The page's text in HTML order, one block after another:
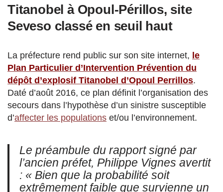
Titanobel à Opoul-Périllos, site
Seveso classé en seuil haut
La préfecture rend public sur son site internet, le
Plan Particulier d’Intervention Prévention du
dépôt d’explosif Titanobel d’Opoul Perrillos.
Daté d’août 2016, ce plan définit l’organisation des
secours dans l’hypothèse d’un sinistre susceptible
d’affecter les populations et/ou l’environnement.
Le préambule du rapport signé par
l’ancien préfet, Philippe Vignes avertit
: « Bien que la probabilité soit
extrêmement faible que survienne un